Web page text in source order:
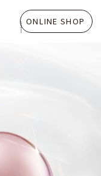
ONLINE SHOP